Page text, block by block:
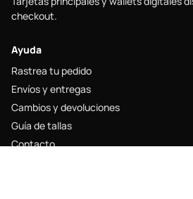
checkout.
Ayuda
Rastrea tu pedido
Envíos y entregas
Cambios y devoluciones
Guía de tallas
Contacto